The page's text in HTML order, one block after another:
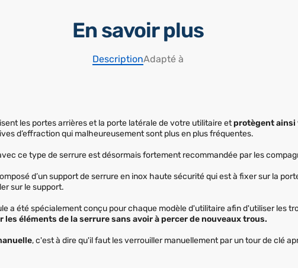
En savoir plus
DescriptionAdapté à
les portes arrières et la porte latérale de votre utilitaire etprotègent ainsi
d’effraction qui malheureusement sont plus en plus fréquentes.
ce type de serrure est désormais fortement recommandée par les
d’un support de serrure en inox haute sécurité qui est à fixer sur la
sur le support.
a été spécialement conçu pour chaque modèle d'utilitaire afin d'utiliser les
les éléments de la serrure sans avoir à percer de nouveaux trous.
, c'est à dire qu'il faut les verrouiller manuellement par un tour de clé